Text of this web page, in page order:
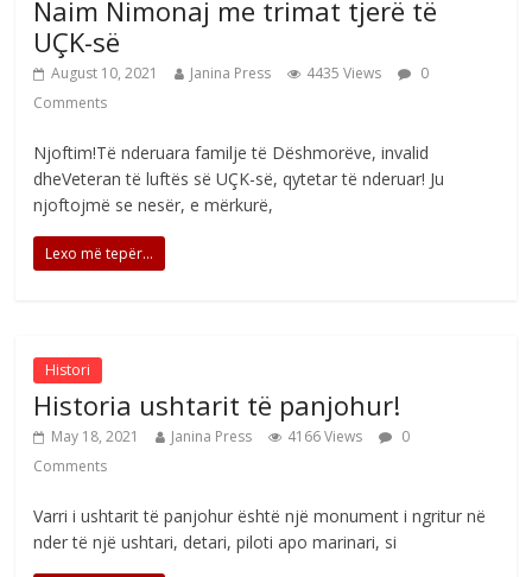
Naim Nimonaj me trimat tjerë të
UÇK-së
August 10, 2021 Janina Press 4435 Views
0
Comments
Njoftim!Të nderuara familje të Dëshmorëve, invalid
dheVeteran të luftës së UÇK-së, qytetar të nderuar! Ju
njoftojmë se nesër, e mërkurë,
Lexo më tepër...
Histori
Historia ushtarit të panjohur!
May 18, 2021 Janina Press 4166 Views
0
Comments
Varri i ushtarit të panjohur është një monument i ngritur në
nder të një ushtari, detari, piloti apo marinari, si